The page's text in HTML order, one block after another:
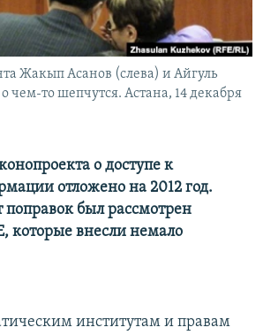
Жакып Асанов (слева) и Айгуль
чем-то шепчутся. Астана, 14 декабря
о доступе к
отложено на 2012 год.
был рассмотрен
которые внесли немало
институтам и правам